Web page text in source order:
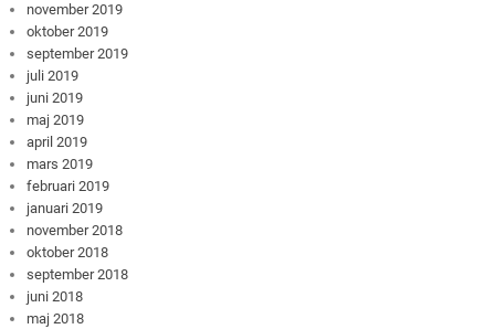
november 2019
oktober 2019
september 2019
juli 2019
juni 2019
maj 2019
april 2019
mars 2019
februari 2019
januari 2019
november 2018
oktober 2018
september 2018
juni 2018
maj 2018